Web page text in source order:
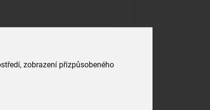
zobrazení přizpůsobeného